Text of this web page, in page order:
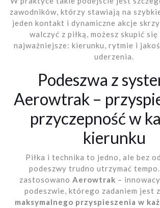
zawodników, którzy stawiają na
jeden kontakt i dynamiczne akcje
walczyć z piłką, możesz skupić się
najważniejsze: kierunku, rytmie i
uderzenia.
Podeszwa z
Aerowtrak –
przyczepność w
kierunku
Piłka i technika to jedno, ale bez
podeszwy trudno utrzymać
zastosowano Aerowtrak –
podeszwie, którego zadaniem jest
maksymalnego przyspieszenia w